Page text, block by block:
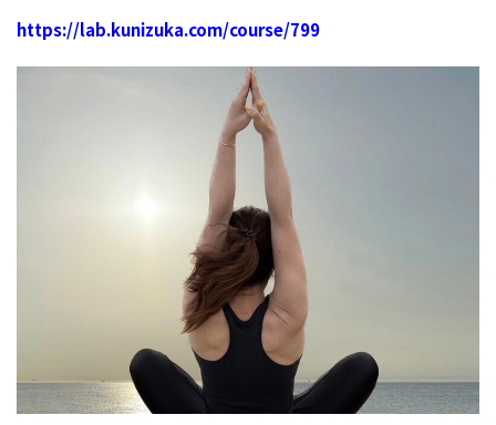
https://lab.kunizuka.com/course/799